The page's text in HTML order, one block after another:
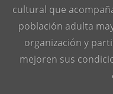
cultural que
población adulta
organización y
mejoren sus